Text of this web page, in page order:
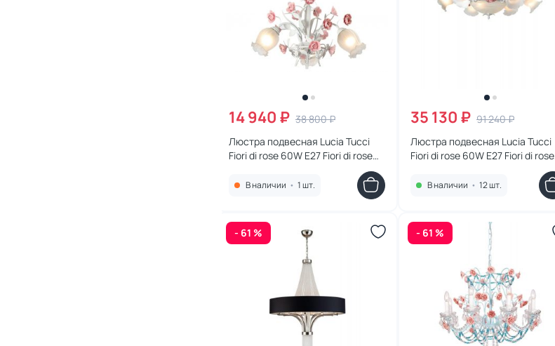
14 940 ₽ 38 800 ₽
Люстра подвесная Lucia Tucci
Fiori di rose 60W E27 Fiori di rose
В наличии • 1 шт.
35 130 ₽ 91 240 ₽
Люстра подвесная Lucia Tucci
Fiori di rose 60W E27 Fiori di rose
В наличии • 12 шт.
- 61 % - 61 %